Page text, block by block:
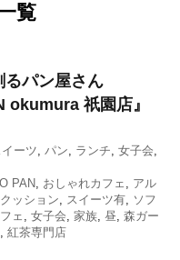
覧
るパン屋さん
okumura 祇園店』
イーツ, パン, ランチ, 女子会,
PAN, おしゃれカフェ , アル
クッション, スイーツ有, ソフ
ェ , 女子会, 家族, 昼, 森ガー
, 紅茶専門店